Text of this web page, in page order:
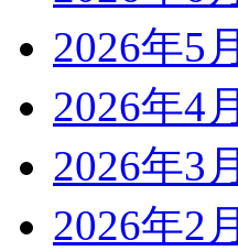
2026年5月
2026年4月
2026年3月
2026年2月